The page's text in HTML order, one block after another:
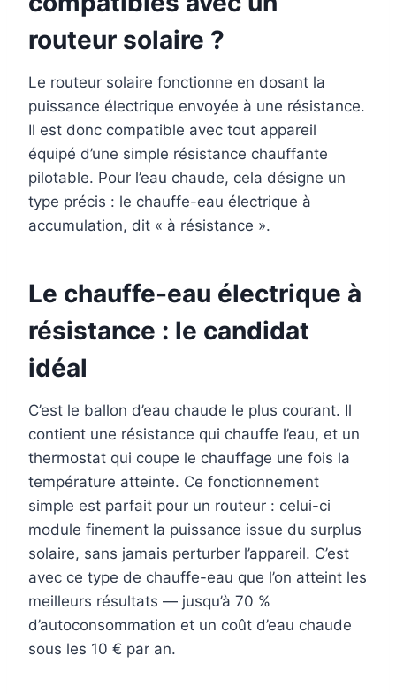
routeur solaire ?
Le routeur solaire fonctionne en dosant la
puissance électrique envoyée à une résistance.
Il est donc compatible avec tout appareil
équipé d’une simple résistance chauffante
pilotable. Pour l’eau chaude, cela désigne un
type précis : le chauffe-eau électrique à
accumulation, dit « à résistance ».
Le chauffe-eau électrique à
résistance : le candidat
idéal
C’est le ballon d’eau chaude le plus courant. Il
contient une résistance qui chauffe l’eau, et un
thermostat qui coupe le chauffage une fois la
température atteinte. Ce fonctionnement
simple est parfait pour un routeur : celui-ci
module finement la puissance issue du surplus
solaire, sans jamais perturber l’appareil. C’est
avec ce type de chauffe-eau que l’on atteint les
meilleurs résultats — jusqu’à 70 %
d’autoconsommation et un coût d’eau chaude
sous les 10 € par an.